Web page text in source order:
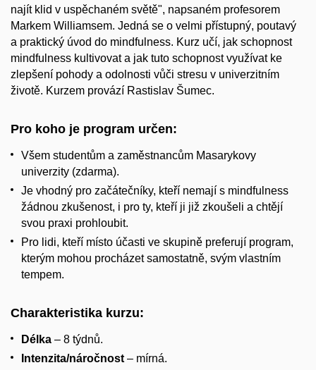
najít klid v uspěchaném světě", napsaném profesorem
Markem Williamsem. Jedná se o velmi přístupný, poutavý
a praktický úvod do mindfulness. Kurz učí, jak schopnost
mindfulness kultivovat a jak tuto schopnost využívat ke
zlepšení pohody a odolnosti vůči stresu v univerzitním
životě. Kurzem provází Rastislav Šumec.
Pro koho je program určen:
Všem studentům a zaměstnancům Masarykovy
univerzity (zdarma).
Je vhodný pro začátečníky, kteří nemají s mindfulness
žádnou zkušenost, i pro ty, kteří ji již zkoušeli a chtějí
svou praxi prohloubit.
Pro lidi, kteří místo účasti ve skupině preferují program,
kterým mohou procházet samostatně, svým vlastním
tempem.
Charakteristika kurzu:
Délka – 8 týdnů.
Intenzita/náročnost – mírná.